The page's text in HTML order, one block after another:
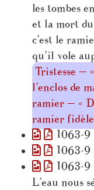
les tombes
et la mort
c’est le
qu’il vole
Tristesse —
l’enclos de
ramier — «
ramier
1063-9
1063-9
1063-9
L’eau nous